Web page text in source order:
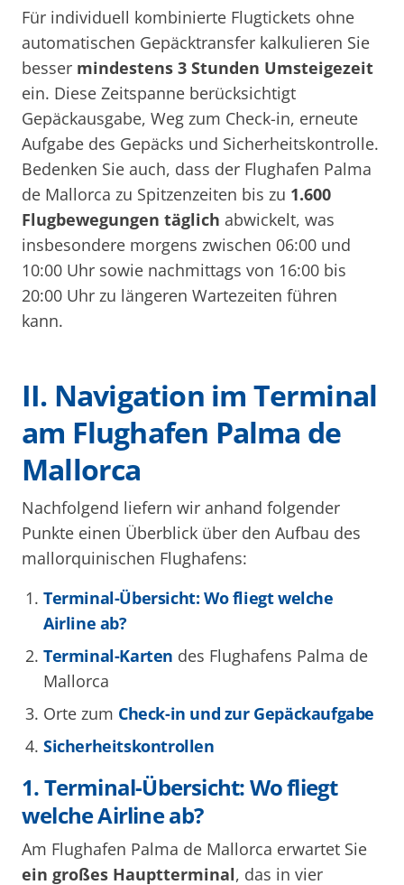
Für individuell kombinierte Flugtickets ohne
automatischen Gepäcktransfer kalkulieren Sie
besser mindestens 3 Stunden Umsteigezeit
ein. Diese Zeitspanne berücksichtigt
Gepäckausgabe, Weg zum Check-in, erneute
Aufgabe des Gepäcks und Sicherheitskontrolle.
Bedenken Sie auch, dass der Flughafen Palma
de Mallorca zu Spitzenzeiten bis zu 1.600
Flugbewegungen täglich abwickelt, was
insbesondere morgens zwischen 06:00 und
10:00 Uhr sowie nachmittags von 16:00 bis
20:00 Uhr zu längeren Wartezeiten führen
kann.
II. Navigation im Terminal
am Flughafen Palma de
Mallorca
Nachfolgend liefern wir anhand folgender
Punkte einen Überblick über den Aufbau des
mallorquinischen Flughafens:
Terminal-Übersicht: Wo fliegt welche
Airline ab?
Terminal-Karten des Flughafens Palma de
Mallorca
Orte zum Check-in und zur Gepäckaufgabe
Sicherheitskontrollen
1. Terminal-Übersicht: Wo fliegt
welche Airline ab?
Am Flughafen Palma de Mallorca erwartet Sie
ein großes Hauptterminal, das in vier